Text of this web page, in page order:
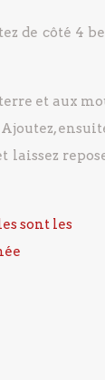
de côté 4
et aux
sont les